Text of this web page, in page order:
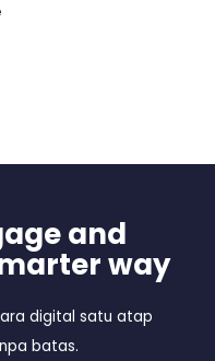
and
way
digital satu atap
batas.